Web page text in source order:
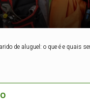
de aluguel: o que é e quais